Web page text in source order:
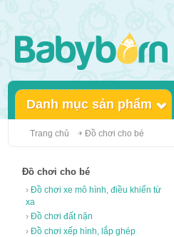
Danh mục sản phẩm
Trang chủ Đồ chơi cho bé
Đồ chơi cho bé
› Đồ chơi xe mô hình, điều khiển từ
xa
› Đồ chơi đất nặn
› Đồ chơi xếp hình, lắp ghép